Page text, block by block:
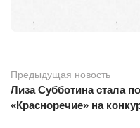
Предыдущая новость
Лиза Субботина стала
«Красноречие» на